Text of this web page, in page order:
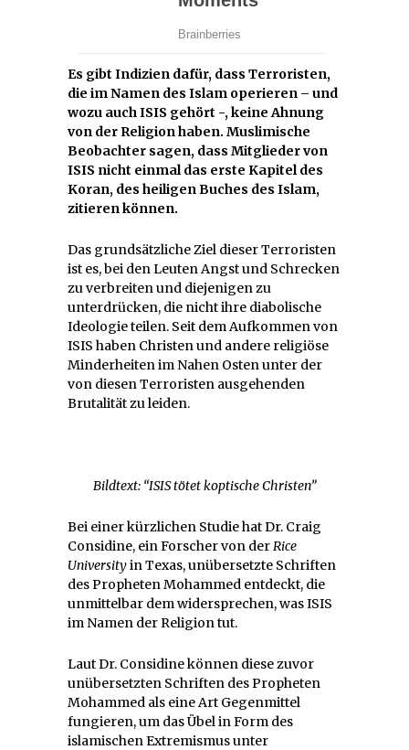
Es gibt Indizien dafür, dass Terroristen,
die im Namen des Islam operieren – und
wozu auch ISIS gehört -, keine Ahnung
von der Religion haben. Muslimische
Beobachter sagen, dass Mitglieder von
ISIS nicht einmal das erste Kapitel des
Koran, des heiligen Buches des Islam,
zitieren können.
Das grundsätzliche Ziel dieser Terroristen
ist es, bei den Leuten Angst und Schrecken
zu verbreiten und diejenigen zu
unterdrücken, die nicht ihre diabolische
Ideologie teilen. Seit dem Aufkommen von
ISIS haben Christen und andere religiöse
Minderheiten im Nahen Osten unter der
von diesen Terroristen ausgehenden
Brutalität zu leiden.
Bildtext: “ISIS tötet koptische Christen”
Bei einer kürzlichen Studie hat Dr. Craig
Considine, ein Forscher von derRice
Universityin Texas, unübersetzte Schriften
des Propheten Mohammed entdeckt, die
unmittelbar dem widersprechen, was ISIS
im Namen der Religion tut.
Laut Dr. Considine können diese zuvor
unübersetzten Schriften des Propheten
Mohammed als eine Art Gegenmittel
fungieren, um das Übel in Form des
islamischen Extremismus unter